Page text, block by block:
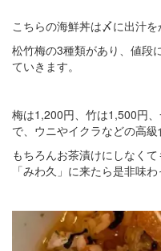
こちらの海鮮丼は〆に出汁を
松竹梅の3種類があり、値段
ていきます。
梅は1,200円、竹は1,500円
で、ウニやイクラなどの高級
もちろんお茶漬けにしなく
「みわ久」に来たら是非味